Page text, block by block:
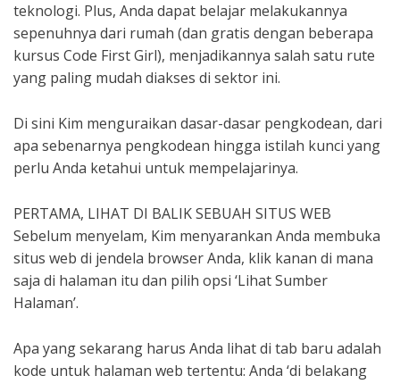
teknologi. Plus, Anda dapat belajar melakukannya
sepenuhnya dari rumah (dan gratis dengan beberapa
kursus Code First Girl), menjadikannya salah satu rute
yang paling mudah diakses di sektor ini.
Di sini Kim menguraikan dasar-dasar pengkodean, dari
apa sebenarnya pengkodean hingga istilah kunci yang
perlu Anda ketahui untuk mempelajarinya.
PERTAMA, LIHAT DI BALIK SEBUAH SITUS WEB
Sebelum menyelam, Kim menyarankan Anda membuka
situs web di jendela browser Anda, klik kanan di mana
saja di halaman itu dan pilih opsi ‘Lihat Sumber
Halaman’.
Apa yang sekarang harus Anda lihat di tab baru adalah
kode untuk halaman web tertentu: Anda ‘di belakang